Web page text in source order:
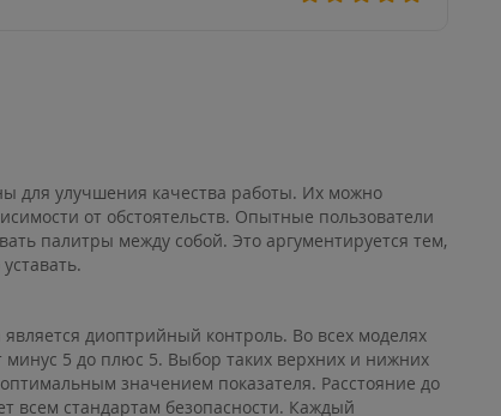
для улучшения качества работы. Их можно
от обстоятельств. Опытные пользователи
палитры между собой. Это аргументируется тем,
диоптрийный контроль. Во всех моделях
минус 5 до плюс 5. Выбор таких верхних и нижних
значением показателя. Расстояние до
всем стандартам безопасности. Каждый